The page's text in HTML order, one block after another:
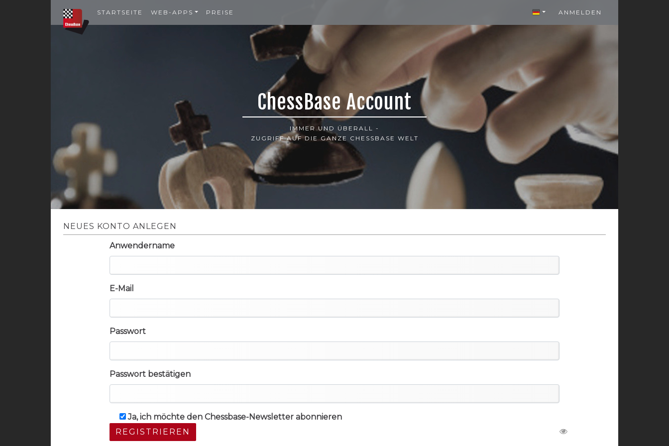
STARTSEITE WEB-APPS PREISE ANMELDEN
ChessBase Account
IMMER UND ÜBERALL -
ZUGRIFF AUF DIE GANZE CHESSBASE WELT
NEUES KONTO ANLEGEN
Anwendername
E-Mail
Passwort
Passwort bestätigen
Ja, ich möchte den Chessbase-Newsletter abonnieren
REGISTRIEREN